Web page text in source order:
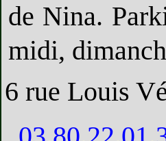
de Nina.
midi,
6 rue Louis